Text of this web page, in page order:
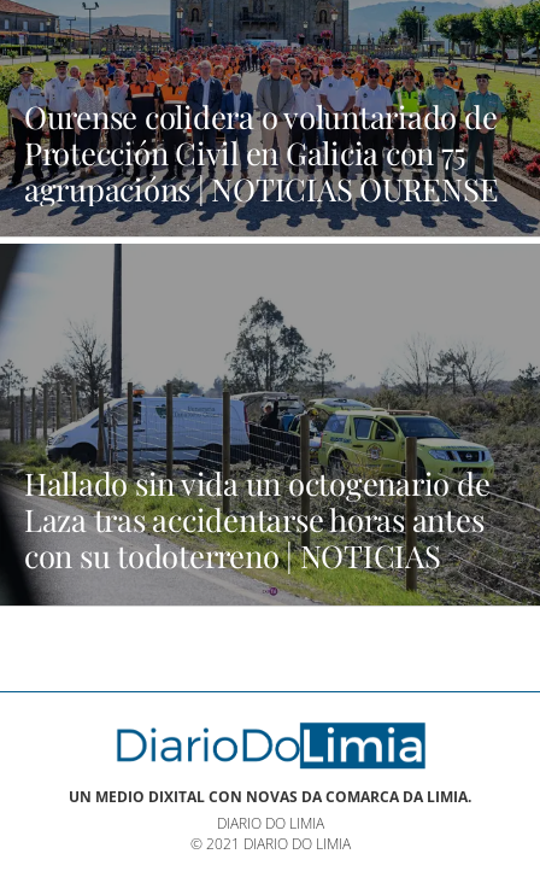
Ourense colidera o voluntariado de
Protección Civil en Galicia con 75
agrupacións | NOTICIAS OURENSE
Hallado sin vida un octogenario de
Laza tras accidentarse horas antes
con su todoterreno | NOTICIAS
VERÍN
UN MEDIO DIXITAL CON NOVAS DA COMARCA DA LIMIA.
DIARIO DO LIMIA
© 2021 DIARIO DO LIMIA